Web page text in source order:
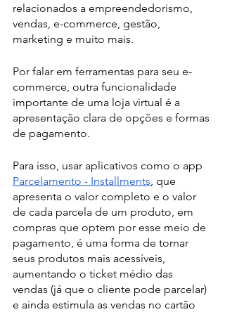
relacionados a empreendedorismo,
vendas, e-commerce, gestão,
marketing e muito mais.
Por falar em ferramentas para seu e-
commerce, outra funcionalidade
importante de uma loja virtual é a
apresentação clara de opções e formas
de pagamento.
Para isso, usar aplicativos como o app
Parcelamento - Installments, que
apresenta o valor completo e o valor
de cada parcela de um produto, em
compras que optem por esse meio de
pagamento, é uma forma de tornar
seus produtos mais acessíveis,
aumentando o ticket médio das
vendas (já que o cliente pode parcelar)
e ainda estimula as vendas no cartão